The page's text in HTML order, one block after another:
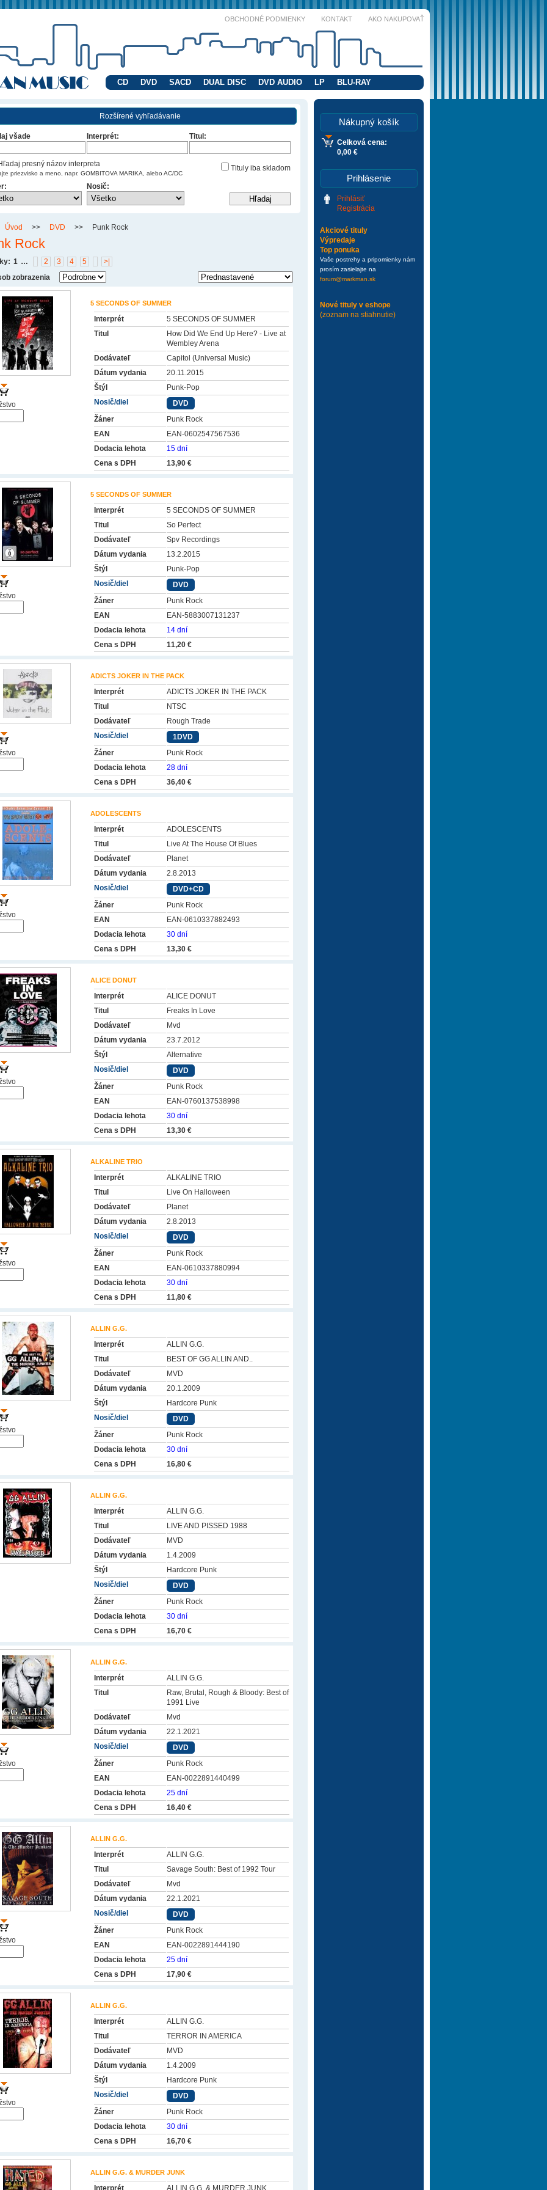
OBCHODNÉ PODMIENKY KONTAKT AKO NAKUPOVAŤ
CD DVD SACD DUAL DISC DVD AUDIO LP BLU-RAY
Rozšírené vyhľadávanie
všade Interprét: Titul:
presný názov interpreta
priezvisko a meno, napr. GOMBITOVA MARIKA, alebo AC/DC
Tituly iba skladom
Nosič:
Úvod >> DVD >> Punk Rock
Rock
1 2 3 4 5
…
>|
zobrazenia
5 SECONDS OF SUMMER
Interprét
5 SECONDS OF SUMMER
Titul
How Did We End Up Here? - Live at
Wembley Arena
Dodávateľ
Capitol (Universal Music)
Dátum vydania
20.11.2015
Štýl
Punk-Pop
Nosič/diel
DVD
Žáner
Punk Rock
EAN
EAN-0602547567536
Dodacia lehota
15 dní
Cena s DPH
13,90 €
5 SECONDS OF SUMMER
Interprét
5 SECONDS OF SUMMER
Titul
So Perfect
Dodávateľ
Spv Recordings
Dátum vydania
13.2.2015
Štýl
Punk-Pop
Nosič/diel
DVD
Žáner
Punk Rock
EAN
EAN-5883007131237
Dodacia lehota
14 dní
Cena s DPH
11,20 €
ADICTS JOKER IN THE PACK
Interprét
ADICTS JOKER IN THE PACK
Titul
NTSC
Dodávateľ
Rough Trade
Nosič/diel
1DVD
Žáner
Punk Rock
Dodacia lehota
28 dní
Cena s DPH
36,40 €
ADOLESCENTS
Interprét
ADOLESCENTS
Titul
Live At The House Of Blues
Dodávateľ
Planet
Dátum vydania
2.8.2013
Nosič/diel
DVD+CD
Žáner
Punk Rock
EAN
EAN-0610337882493
Dodacia lehota
30 dní
Cena s DPH
13,30 €
ALICE DONUT
Interprét
ALICE DONUT
Titul
Freaks In Love
Dodávateľ
Mvd
Dátum vydania
23.7.2012
Štýl
Alternative
Nosič/diel
DVD
Žáner
Punk Rock
EAN
EAN-0760137538998
Dodacia lehota
30 dní
Cena s DPH
13,30 €
ALKALINE TRIO
Interprét
ALKALINE TRIO
Titul
Live On Halloween
Dodávateľ
Planet
Dátum vydania
2.8.2013
Nosič/diel
DVD
Žáner
Punk Rock
EAN
EAN-0610337880994
Dodacia lehota
30 dní
Cena s DPH
11,80 €
ALLIN G.G.
Interprét
ALLIN G.G.
Titul
BEST OF GG ALLIN AND..
Dodávateľ
MVD
Dátum vydania
20.1.2009
Štýl
Hardcore Punk
Nosič/diel
DVD
Žáner
Punk Rock
Dodacia lehota
30 dní
Cena s DPH
16,80 €
ALLIN G.G.
Interprét
ALLIN G.G.
Titul
LIVE AND PISSED 1988
Dodávateľ
MVD
Dátum vydania
1.4.2009
Štýl
Hardcore Punk
Nosič/diel
DVD
Žáner
Punk Rock
Dodacia lehota
30 dní
Cena s DPH
16,70 €
ALLIN G.G.
Interprét
ALLIN G.G.
Titul
Raw, Brutal, Rough & Bloody: Best of
1991 Live
Dodávateľ
Mvd
Dátum vydania
22.1.2021
Nosič/diel
DVD
Žáner
Punk Rock
EAN
EAN-0022891440499
Dodacia lehota
25 dní
Cena s DPH
16,40 €
ALLIN G.G.
Interprét
ALLIN G.G.
Titul
Savage South: Best of 1992 Tour
Dodávateľ
Mvd
Dátum vydania
22.1.2021
Nosič/diel
DVD
Žáner
Punk Rock
EAN
EAN-0022891444190
Dodacia lehota
25 dní
Cena s DPH
17,90 €
ALLIN G.G.
Interprét
ALLIN G.G.
Titul
TERROR IN AMERICA
Dodávateľ
MVD
Dátum vydania
1.4.2009
Štýl
Hardcore Punk
Nosič/diel
DVD
Žáner
Punk Rock
Dodacia lehota
30 dní
Cena s DPH
16,70 €
ALLIN G.G. & MURDER JUNK
Interprét ALLIN G.G. & MURDER JUNK
Nákupný košík
Celková cena:
0,00 €
Prihlásenie
Prihlásiť
Registrácia
Akciové tituly
Výpredaje
Top ponuka
Vaše postrehy a pripomienky nám
prosím zasielajte na
forum@markman.sk
Nové tituly v eshope
(zoznam na stiahnutie)